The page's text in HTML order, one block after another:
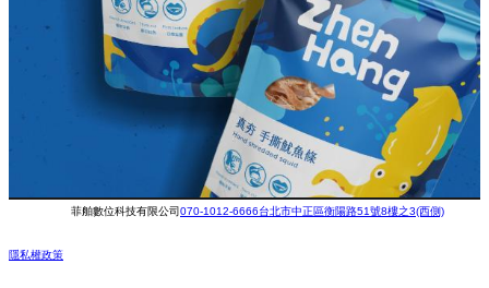
菲舶數位科技有限公司070-1012-6666台北市中正區衡陽路51號8樓之3(西側)
隱私權政策